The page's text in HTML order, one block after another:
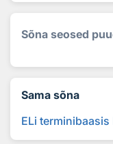
Sõna seosed
Sama sõna
ELi terminibaasis